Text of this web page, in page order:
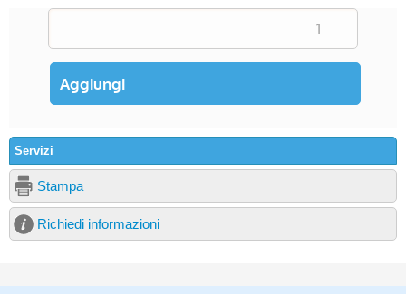
Servizi
Stampa
Richiedi informazioni